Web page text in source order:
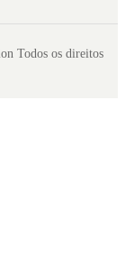
Todos os direitos